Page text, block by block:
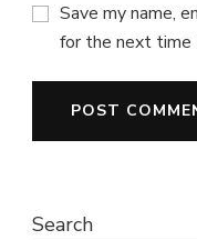
Save my name,
for the next time
Search